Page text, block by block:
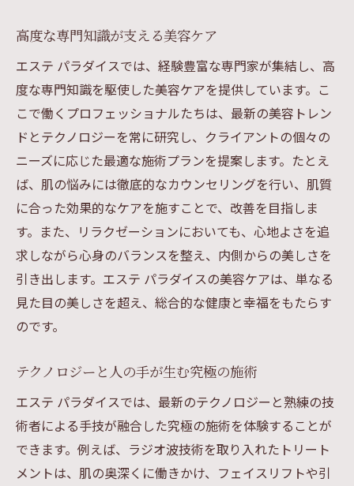
高度な専門知識が支える美容ケア
エステ パラダイスでは、経験豊富な専門家が集結し、高
度な専門知識を駆使した美容ケアを提供しています。こ
こで働くプロフェッショナルたちは、最新の美容トレン
ドとテクノロジーを常に研究し、クライアントの個々の
ニーズに応じた最適な施術プランを提案します。たとえ
ば、肌の悩みには徹底的なカウンセリングを行い、肌質
に合った効果的なケアを施すことで、改善を目指しま
す。また、リラクゼーションにおいても、心地よさを追
求しながら心身のバランスを整え、内側からの美しさを
引き出します。エステ パラダイスの美容ケアは、単なる
見た目の美しさを超え、総合的な健康と幸福をもたらす
のです。
テクノロジーと人の手が生む究極の施術
エステ パラダイスでは、最新のテクノロジーと熟練の技
術者による手技が融合した究極の施術を体験することが
できます。例えば、ラジオ波技術を取り入れたトリート
メントは、肌の奥深くに働きかけ、フェイスリフトや引